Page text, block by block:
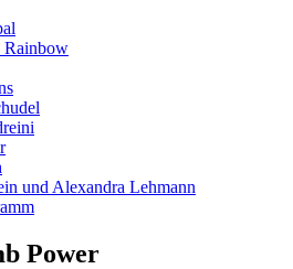
Rainbow
und Alexandra Lehmann
Power